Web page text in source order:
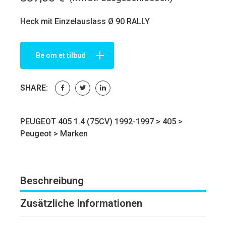
Heck mit Einzelauslass Ø 90 RALLY
Be om et tilbud
SHARE:
PEUGEOT 405 1.4 (75CV) 1992-1997 > 405 >
Peugeot > Marken
Beschreibung
Zusätzliche Informationen